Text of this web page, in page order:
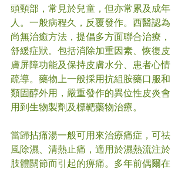
頭頸部，常見於兒童，但亦常累及成年
人。一般病程久，反覆發作。西醫認為
尚無治癒方法，提倡多方面聯合治療，
舒緩症狀。包括消除加重因素、恢復皮
膚屏障功能及保持皮膚水分、患者心情
疏導。藥物上一般採用抗組胺藥口服和
類固醇外用，嚴重發作的異位性皮炎會
用到生物製劑及標靶藥物治療。
當歸拈痛湯一般可用來治療痛症，可祛
風除濕、清熱止痛，適用於濕熱流注於
肢體關節而引起的痹痛。多年前偶爾在